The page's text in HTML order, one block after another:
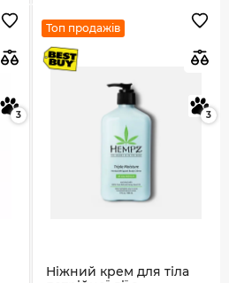
3
Топ продажів
3
Ніжний крем для тіла